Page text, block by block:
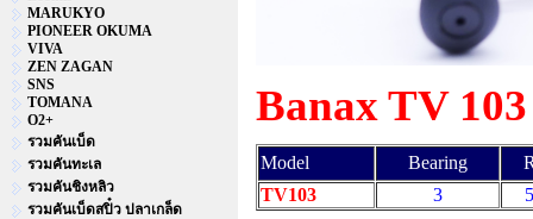
MARUKYO
PIONEER OKUMA
VIVA
ZEN ZAGAN
SNS
TOMANA
O2+
รวมคันเบ็ด
รวมคันทะเล
รวมคันชิงหลิว
รวมคันเบ็ดสปิ๋ว ปลาเกล็ด
Banax TV 103
Model Bearing
TV103
3